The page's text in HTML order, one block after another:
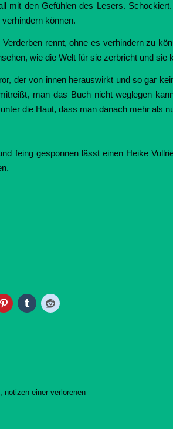
mit den Gefühlen des Lesers.
können.
rennt, ohne es verhindern zu
wie die Welt für sie zerbricht und sie
der von innen herauswirkt und so gar
man das Buch nicht weglegen
die Haut, dass man danach mehr als
feing gesponnen lässt einen Heike
, notizen einer verlorenen